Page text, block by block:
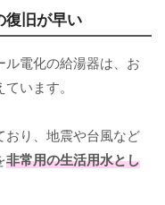
復旧が早い
電化の給湯器は、お
います。
おり、地震や台風など
非常用の生活用水とし